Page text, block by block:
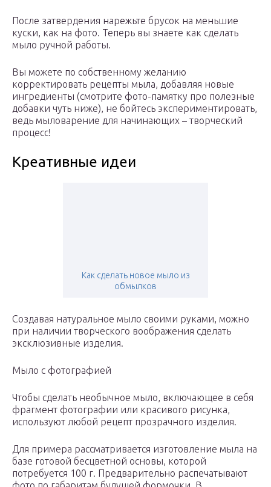
После затвердения нарежьте брусок на меньшие
куски, как на фото. Теперь вы знаете как сделать
мыло ручной работы.
Вы можете по собственному желанию
корректировать рецепты мыла, добавляя новые
ингредиенты (смотрите фото-памятку про полезные
добавки чуть ниже), не бойтесь экспериментировать,
ведь мыловарение для начинающих – творческий
процесс!
Креативные идеи
Как сделать новое мыло из
обмылков
Создавая натуральное мыло своими руками, можно
при наличии творческого воображения сделать
эксклюзивные изделия.
Мыло с фотографией
Чтобы сделать необычное мыло, включающее в себя
фрагмент фотографии или красивого рисунка,
используют любой рецепт прозрачного изделия.
Для примера рассматривается изготовление мыла на
базе готовой бесцветной основы, которой
потребуется 100 г. Предварительно распечатывают